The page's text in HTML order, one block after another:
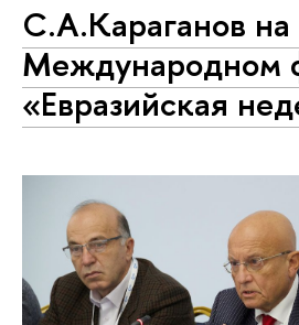
С.А.Караганов на
Международном
«Евразийская